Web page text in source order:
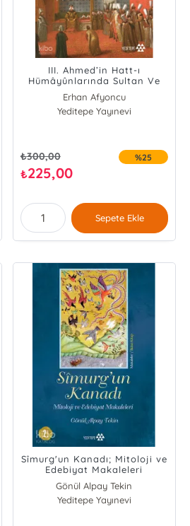
III. Ahmed’in Hatt-ı
Hümâyûnlarında Sultan Ve
Diplomasi
Erhan Afyoncu
Yeditepe Yayınevi
₺300,00
₺225,00
%25
Sepete Ekle
Sîmurg'un Kanadı; Mitoloji ve
Edebiyat Makaleleri
Gönül Alpay Tekin
Yeditepe Yayınevi